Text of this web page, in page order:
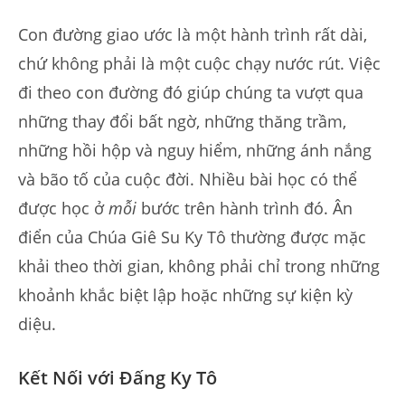
Con đường giao ước là một hành trình rất dài,
chứ không phải là một cuộc chạy nước rút. Việc
đi theo con đường đó giúp chúng ta vượt qua
những thay đổi bất ngờ, những thăng trầm,
những hồi hộp và nguy hiểm, những ánh nắng
và bão tố của cuộc đời. Nhiều bài học có thể
được học ởmỗi bước trên hành trình đó. Ân
điển của Chúa Giê Su Ky Tô thường được mặc
khải theo thời gian, không phải chỉ trong những
khoảnh khắc biệt lập hoặc những sự kiện kỳ
diệu.
Kết Nối với Đấng Ky Tô